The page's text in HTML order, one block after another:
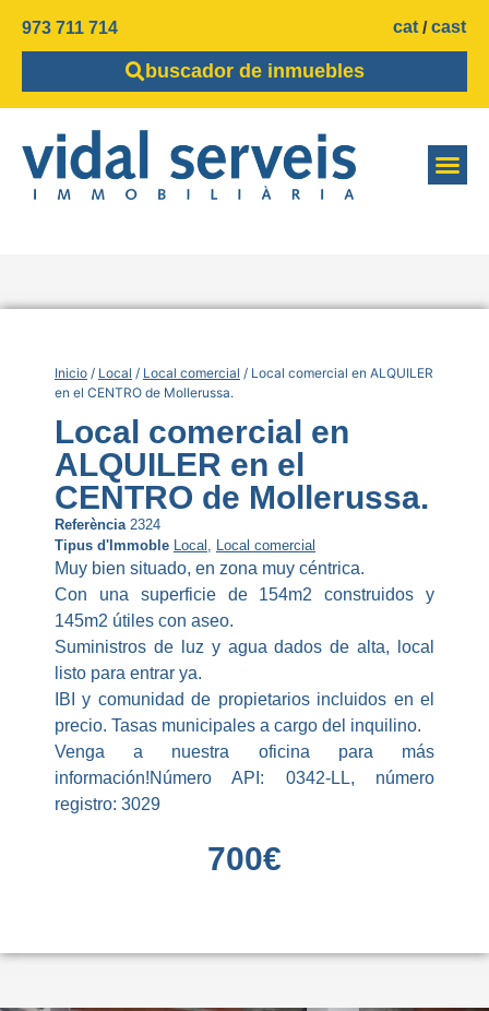
973 711 714 cat cast
buscador de inmuebles
Inicio / Local / Local comercial / Local comercial en ALQUILER
en el CENTRO de Mollerussa.
Local comercial en
ALQUILER en el
CENTRO de Mollerussa.
Referència 2324
Tipus d'Immoble Local , Local comercial
Muy bien situado, en zona muy céntrica.
Con una superficie de 154m2 construidos y
145m2 útiles con aseo.
Suministros de luz y agua dados de alta, local
listo para entrar ya.
IBI y comunidad de propietarios incluidos en el
precio. Tasas municipales a cargo del inquilino.
Venga a nuestra oficina para más
información!Número API: 0342-LL, número
registro: 3029
700€